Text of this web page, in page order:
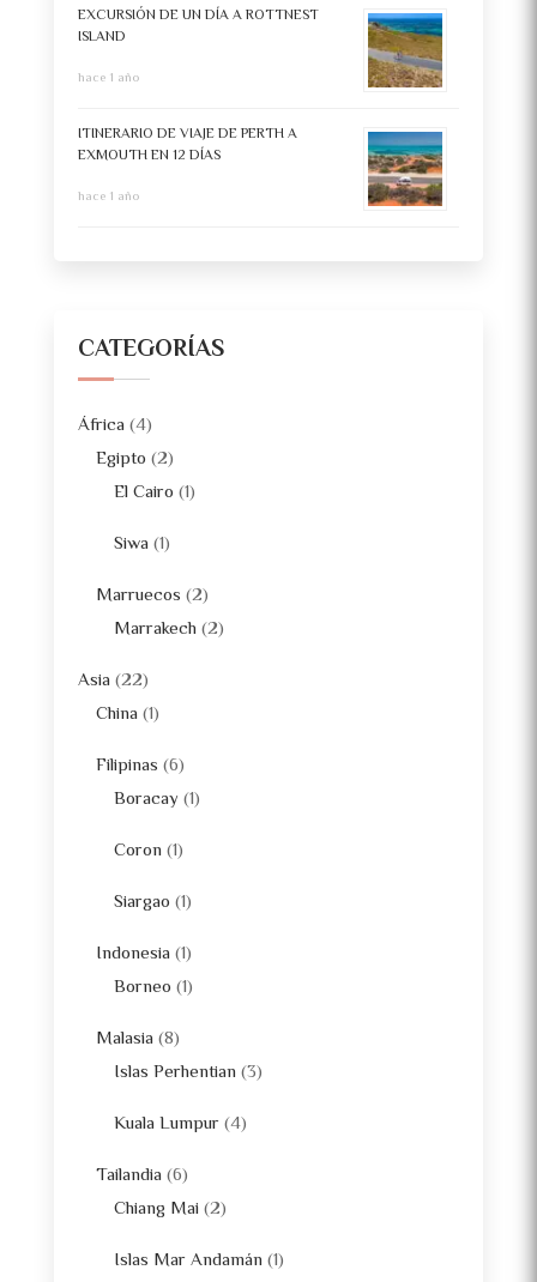
EXCURSIÓN DE UN DÍA A ROTTNEST
ISLAND
hace 1 año
ITINERARIO DE VIAJE DE PERTH A
EXMOUTH EN 12 DÍAS
hace 1 año
CATEGORÍAS
África (4)
Egipto (2)
El Cairo (1)
Siwa (1)
Marruecos (2)
Marrakech (2)
Asia (22)
China (1)
Filipinas (6)
Boracay (1)
Coron (1)
Siargao (1)
Indonesia (1)
Borneo (1)
Malasia (8)
Islas Perhentian (3)
Kuala Lumpur(4)
Tailandia (6)
Chiang Mai (2)
Islas Mar Andamán (1)